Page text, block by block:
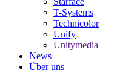
T-Systems
Technicolor
Unify
Unitymedia
News
Über uns